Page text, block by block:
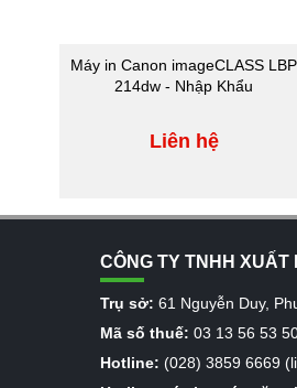
Máy in Canon imageCLASS LBP
214dw - Nhập Khẩu
Liên hệ
CÔNG TY TNHH
Trụ sở: 61 Nguyễn Duy,
Mã số thuế: 03 13 56 53
Hotline: (028) 3859 6669